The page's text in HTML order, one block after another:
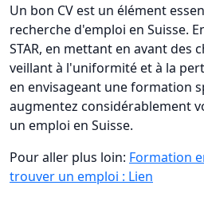
Un bon CV est un élément
recherche d'emploi en Suisse.
STAR, en mettant en avant des
veillant à l'uniformité et à la
en envisageant une formation
augmentez considérablement
un emploi en Suisse.
Pour aller plus loin: Formation
trouver un emploi : Lien